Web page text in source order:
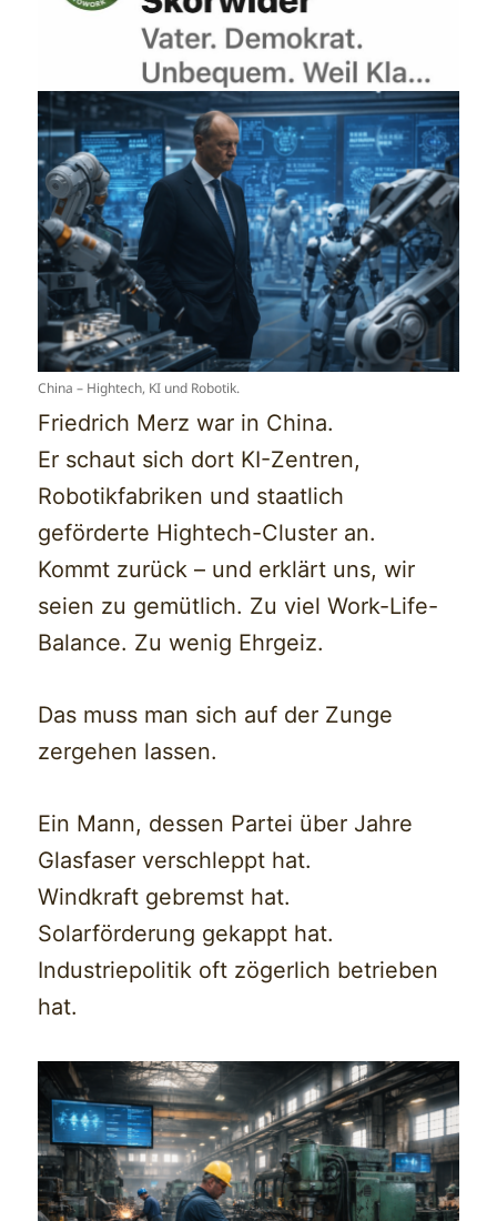
China – Hightech, KI und Robotik.
Friedrich Merz war in China.
Er schaut sich dort KI-Zentren,
Robotikfabriken und staatlich
geförderte Hightech-Cluster an.
Kommt zurück – und erklärt uns, wir
seien zu gemütlich. Zu viel Work-Life-
Balance. Zu wenig Ehrgeiz.
Das muss man sich auf der Zunge
zergehen lassen.
Ein Mann, dessen Partei über Jahre
Glasfaser verschleppt hat.
Windkraft gebremst hat.
Solarförderung gekappt hat.
Industriepolitik oft zögerlich betrieben
hat.